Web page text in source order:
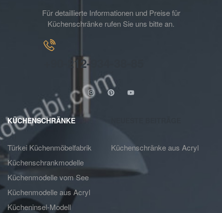
Für detaillierte Informationen und Preise für
Küchenschränke rufen Sie uns bitte an.
+90-212-934-38-85
KÜCHENSCHRÄNKE
Türkei Küchenmöbelfabrik
Küchenschrankmodelle
Küchenmodelle vom See
Küchenmodelle aus Acryl
Kücheninsel-Modell
Küchenschränke aus Acryl